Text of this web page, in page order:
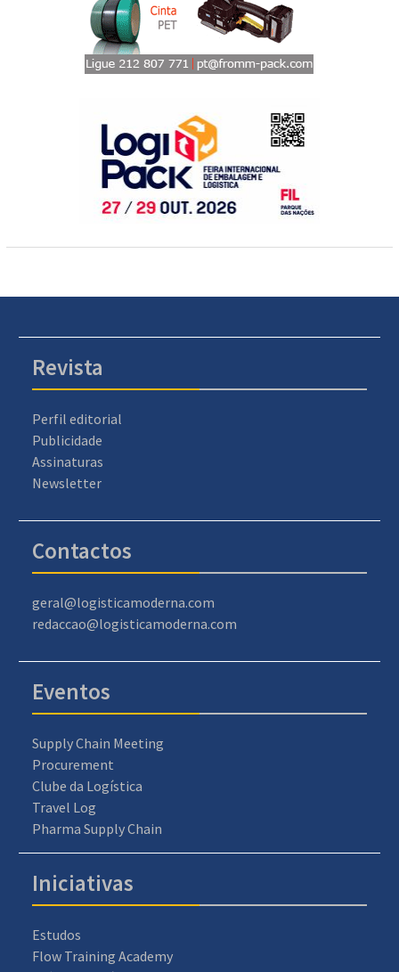
Revista
Perfil editorial
Publicidade
Assinaturas
Newsletter
Contactos
geral@logisticamoderna.com
redaccao@logisticamoderna.com
Eventos
Supply Chain Meeting
Procurement
Clube da Logística
Travel Log
Pharma Supply Chain
Iniciativas
Estudos
Flow Training Academy